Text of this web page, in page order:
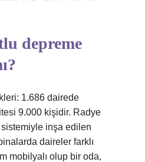
depreme
1.686 dairede
9.000 kişidir. Radye
inşa edilen
daireler farklı
mobilyalı olup bir oda,